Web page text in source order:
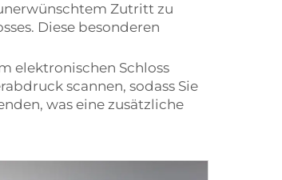
Zutritt zu
Diese besonderen
elektronischen Schloss
scannen, sodass Sie
was eine zusätzliche